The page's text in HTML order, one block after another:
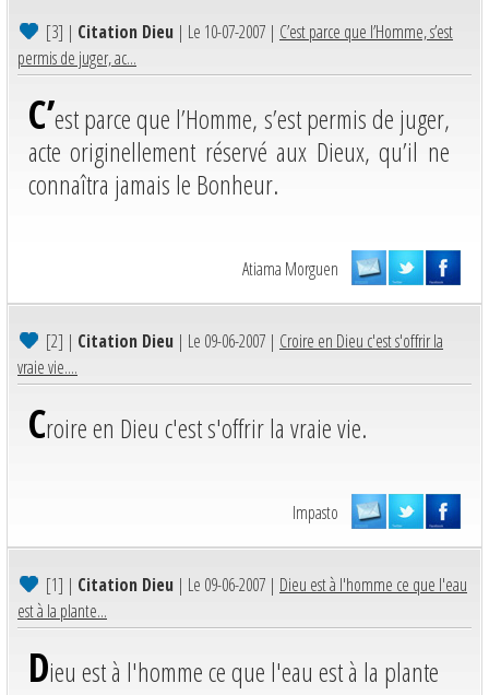
[3] | Citation Dieu | Le 10-07-2007 | C’est parce que l’Homme, s’est
permis de juger, ac...
C’est parce que l’Homme, s’est permis de juger,
acte originellement réservé aux Dieux, qu’il ne
connaîtra jamais le Bonheur.
Atiama Morguen
[2] | Citation Dieu | Le 09-06-2007 | Croire en Dieu c'est s'offrir la
vraie vie....
Croire en Dieu c'est s'offrir la vraie vie.
Impasto
[1] | Citation Dieu | Le 09-06-2007 | Dieu est à l'homme ce que l'eau
est à la plante...
Dieu est à l'homme ce que l'eau est à la plante